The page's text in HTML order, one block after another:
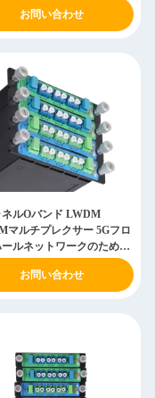
お問い合わせ
ネルOバンド LWDM
マルチプレクサー 5Gフロ
ルネットワークのための
お問い合わせ